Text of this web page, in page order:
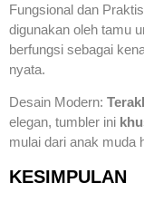
Fungsional dan
digunakan oleh tamu
berfungsi sebagai
nyata.
Desain Modern:
elegan, tumbler ini
mulai dari anak muda
KESIMPULAN